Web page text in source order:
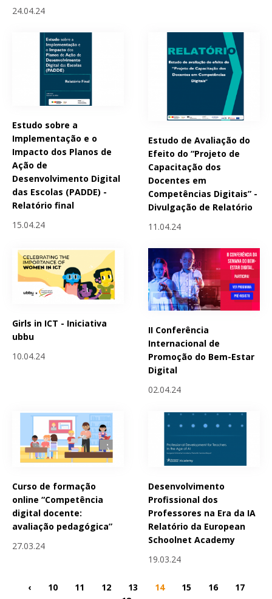
24.04.24
Estudo sobre a
Implementação e o
Impacto dos Planos de
Ação de
Desenvolvimento Digital
das Escolas (PADDE) -
Relatório final
15.04.24
Estudo de Avaliação do
Efeito do “Projeto de
Capacitação dos
Docentes em
Competências Digitais” -
Divulgação de Relatório
11.04.24
Girls in ICT - Iniciativa
ubbu
10.04.24
II Conferência
Internacional de
Promoção do Bem-Estar
Digital
02.04.24
Curso de formação
online “Competência
digital docente:
avaliação pedagógica”
27.03.24
Desenvolvimento
Profissional dos
Professores na Era da IA
Relatório da European
Schoolnet Academy
19.03.24
‹ 10 11 12 13 14 15 16
17